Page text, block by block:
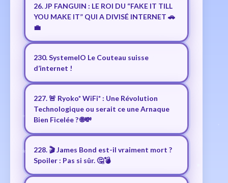
26. JP FANGUIN : LE ROI DU “FAKE IT TILL
YOU MAKE IT” QUI A DIVISÉ INTERNET 🚗
💼
230. SystemeIO Le Couteau suisse
d’internet !
227. 🚨 Ryoko* WiFi* : Une Révolution
Technologique ou serait ce une Arnaque
Bien Ficelée ? 🌐💸
228. 🎬 James Bond est-il vraiment mort ?
Spoiler : Pas si sûr. 🤔💣